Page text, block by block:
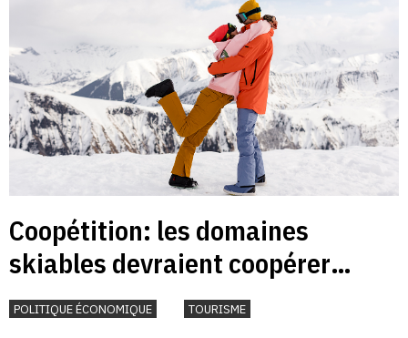
Coopétition: les domaines
skiables devraient coopérer
davantage
POLITIQUE ÉCONOMIQUE TOURISME